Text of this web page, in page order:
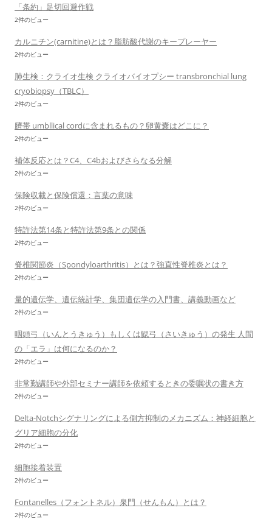
「条約」足切回避作戦
2件のビュー
カルニチン(carnitine)とは？脂肪酸代謝のキープレーヤー
2件のビュー
肺生検：クライオ生検 クライオバイオプシー transbronchial lung
cryobiopsy（TBLC）
2件のビュー
臍帯 umbllical cordに含まれるもの？卵黄嚢はどこに？
2件のビュー
補体反応とは？C4、C4bおよびさらなる分解
2件のビュー
保険収載と保険償還：言葉の意味
2件のビュー
特許法第14条と特許法第9条との関係
2件のビュー
脊椎関節炎（Spondyloarthritis）とは？強直性脊椎炎とは？
2件のビュー
量的遺伝学、遺伝統計学、集団遺伝学の入門書、講義動画など
2件のビュー
咽頭弓（いんとうきゅう）もしくは鰓弓（さいきゅう）の発生 人間
の「エラ」は何になるのか？
2件のビュー
非常勤講師や外部セミナー講師を依頼するときの委嘱状の書き方
2件のビュー
Delta-Notchシグナリングによる側方抑制のメカニズム：神経細胞と
グリア細胞の分化
2件のビュー
細胞接着装置
2件のビュー
Fontanelles（フォントネル）泉門（せんもん）とは？
2件のビュー